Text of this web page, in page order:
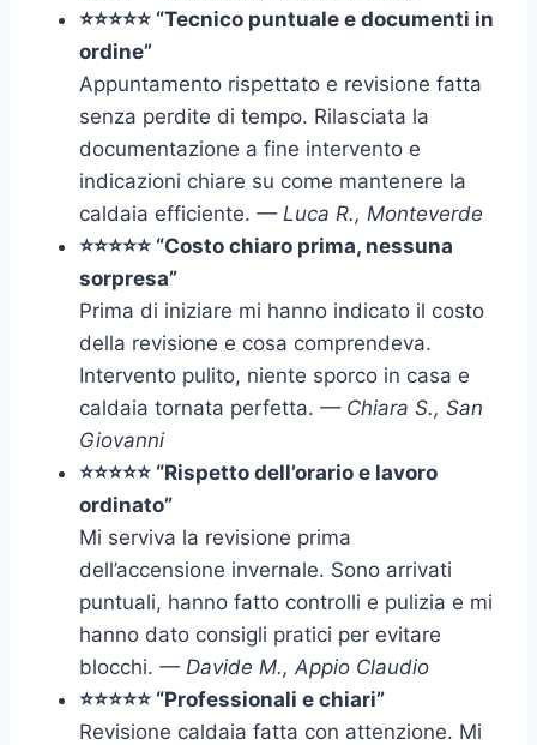
⭐⭐⭐⭐⭐ “Tecnico puntuale e documenti in
ordine”
Appuntamento rispettato e revisione fatta
senza perdite di tempo. Rilasciata la
documentazione a fine intervento e
indicazioni chiare su come mantenere la
caldaia efficiente. — Luca R., Monteverde
⭐⭐⭐⭐⭐ “Costo chiaro prima, nessuna
sorpresa”
Prima di iniziare mi hanno indicato il costo
della revisione e cosa comprendeva.
Intervento pulito, niente sporco in casa e
caldaia tornata perfetta. — Chiara S., San
Giovanni
⭐⭐⭐⭐⭐ “Rispetto dell’orario e lavoro
ordinato”
Mi serviva la revisione prima
dell’accensione invernale. Sono arrivati
puntuali, hanno fatto controlli e pulizia e mi
hanno dato consigli pratici per evitare
blocchi. — Davide M., Appio Claudio
⭐⭐⭐⭐⭐ “Professionali e chiari”
Revisione caldaia fatta con attenzione. Mi